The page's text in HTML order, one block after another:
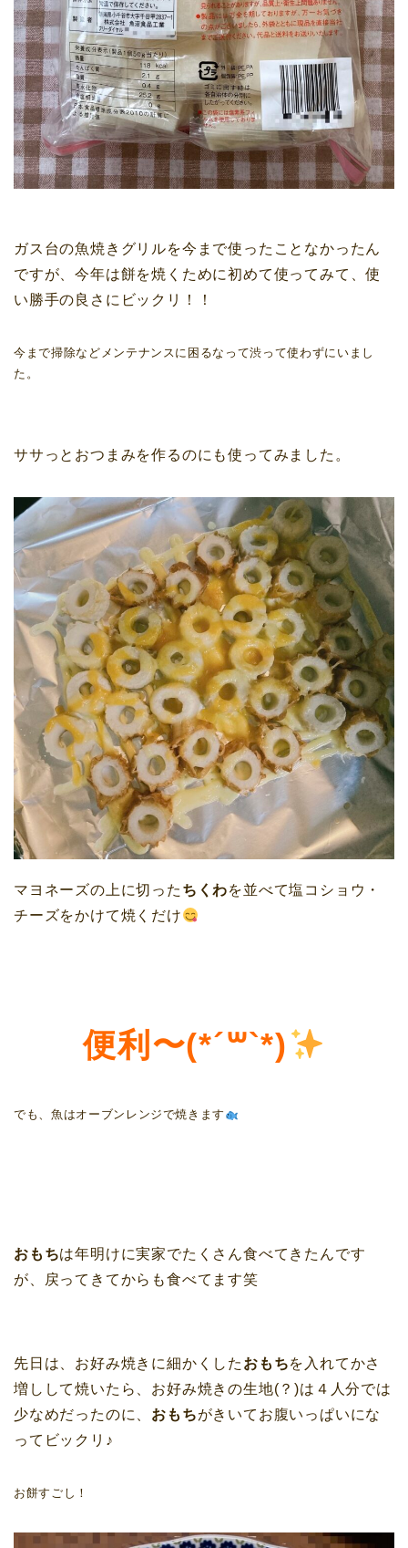
ガス台の魚焼きグリルを今まで使ったことなかったん
ですが、今年は餅を焼くために初めて使ってみて、使
い勝手の良さにビックリ！！
今まで掃除などメンテナンスに困るなって渋って使わずにいまし
た。
ササっとおつまみを作るのにも使ってみました。
マヨネーズの上に切った ちくわを並べて塩コショウ・
チーズをかけて焼くだけ
便利〜(*´꒳`*)
でも、魚はオーブンレンジで焼きます
おもちは年明けに実家でたくさん食べてきたんです
が、戻ってきてからも食べてます笑
先日は、お好み焼きに細かくした おもちを入れてかさ
増しして焼いたら、お好み焼きの生地(？)は４人分では
少なめだったのに、 おもちがきいてお腹いっぱいにな
ってビックリ♪
お餅すごし！